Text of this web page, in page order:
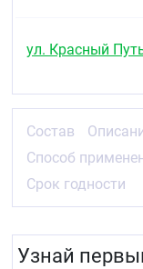
ул. Красный
Состав
Способ
Срок годности
Узнай